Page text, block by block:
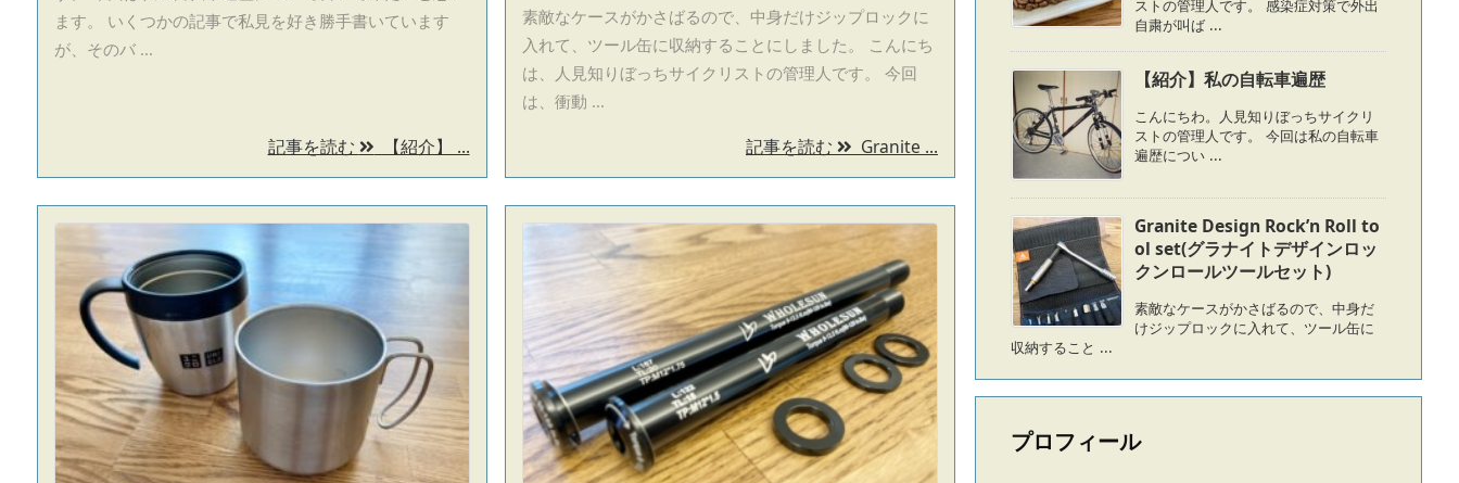
ます。 いくつかの記事で私見を好き勝手書いています
が、そのバ ...
記事を読む 【紹介】 ...
素敵なケースがかさばるので、中身だけジップロックに
入れて、ツール缶に収納することにしました。 こんにち
は、人見知りぼっちサイクリストの管理人です。 今回
は、衝動 ...
記事を読む Granite ...
ストの管理人です。 感染症対策で外出
自粛が叫ば ...
【紹介】私の自転車遍歴
こんにちわ。人見知りぼっちサイクリ
ストの管理人です。 今回は私の自転車
遍歴につい ...
Granite Design Rock’n Roll to
ol set(グラナイトデザインロッ
クンロールツールセット)
素敵なケースがかさばるので、中身だ
けジップロックに入れて、ツール缶に
収納すること ...
プロフィール